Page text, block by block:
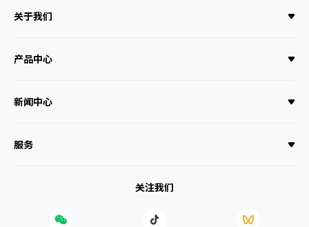
关于我们
产品中心
新闻中心
服务
关注我们